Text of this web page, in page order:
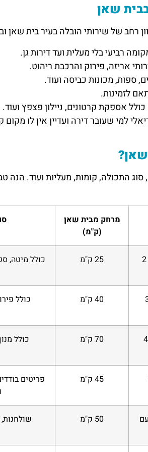
שאן
רחב של שירותי הובלה בעיר בית שאן
רביעי בלי מעלית ועד דירות גן.
אריזה, פירוק והרכבת ריהוט.
ספות, מכונות כביסה ועוד.
לזמינות.
אספקת קרטונים, ניילון פצפץ ועוד.
למי שעובר דירה ועדיין אין לו מקום
מרחק מבית שאן
(ק"מ)
הובלה מבית שאן לעפולה – דירת 2
25 ק"מ כולל מיטה,
– דירת 3
40 ק"מ כולל
הובלה מבית שאן לחיפה – דירת 4
70 ק"מ כולל
45 ק"מ
פריטים
50 ק"מ